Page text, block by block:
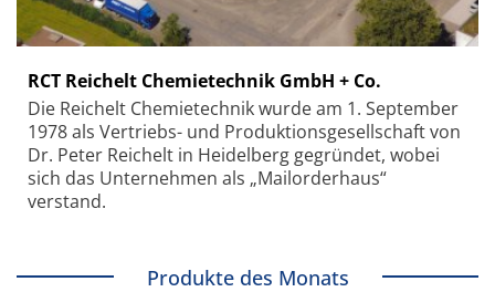
RCT Reichelt Chemietechnik GmbH + Co.
Die Reichelt Chemietechnik wurde am 1. September
1978 als Vertriebs- und Produktionsgesellschaft von
Dr. Peter Reichelt in Heidelberg gegründet, wobei
sich das Unternehmen als „Mailorderhaus“
verstand.
Produkte des Monats